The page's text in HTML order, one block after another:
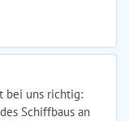
bei uns richtig:
Schiffbaus an